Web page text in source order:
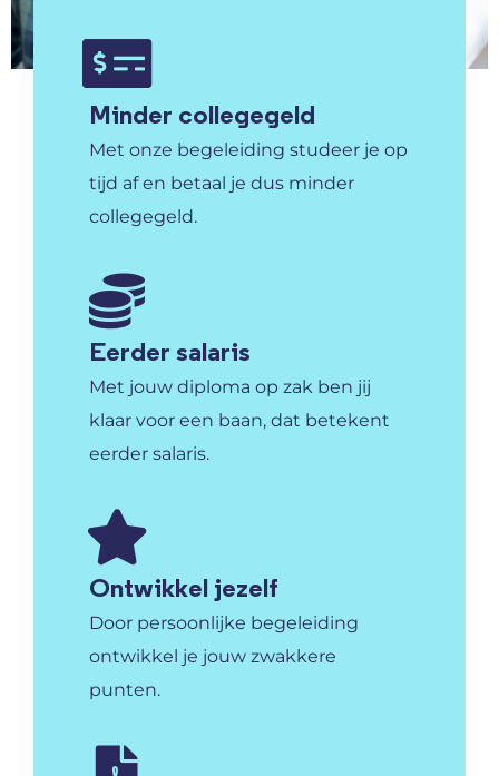
Minder collegegeld
Met onze begeleiding studeer je op
tijd af en betaal je dus minder
collegegeld.
Eerder salaris
Met jouw diploma op zak ben jij
klaar voor een baan, dat betekent
eerder salaris.
Ontwikkel jezelf
Door persoonlijke begeleiding
ontwikkel je jouw zwakkere
punten.